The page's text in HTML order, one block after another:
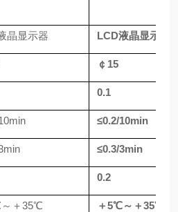
晶显示器 LCD液晶显示器
￠ 15
0.1
≤0.2/10min
≤0.3/3min
0.2
＋35℃ ＋5℃～＋35℃